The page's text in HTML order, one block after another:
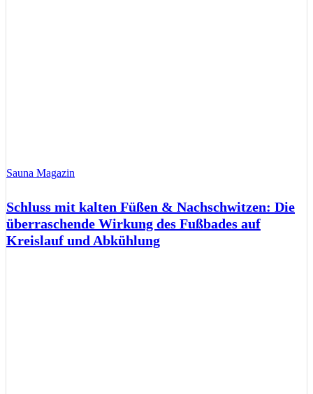
Sauna Magazin
Schluss mit kalten Füßen & Nachschwitzen: Die
überraschende Wirkung des Fußbades auf
Kreislauf und Abkühlung